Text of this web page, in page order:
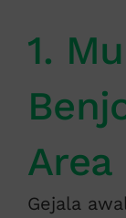
1.
Area
Gejala